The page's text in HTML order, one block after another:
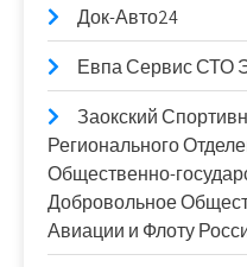
Док-Авто24
Евпа Сервис СТО
Заокский
Регионального
Общественно-
Добровольное
Авиации и Флоту